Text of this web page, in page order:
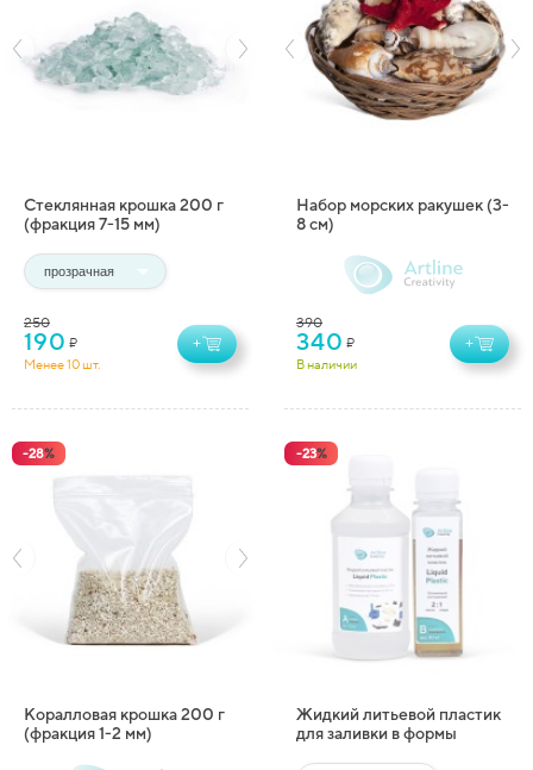
Стеклянная крошка 200 г
(фракция 7-15 мм)
250
190 ₽
Менее 10 шт.
+
Набор морских ракушек (3-
8 см)
390
340 ₽
В наличии
+
-28%
Коралловая крошка 200 г
(фракция 1-2 мм)
-23%
Жидкий литьевой пластик
для заливки в формы